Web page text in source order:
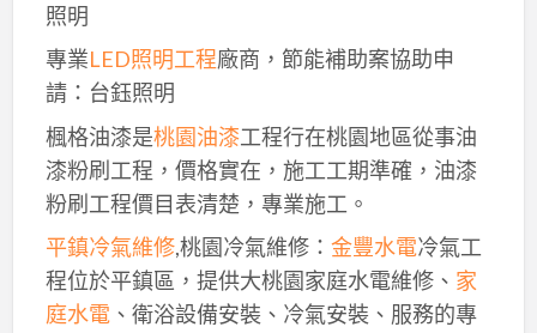
照明
專業LED照明工程廠商，節能補助案協助申
請：台鈺照明
楓格油漆是桃園油漆工程行在桃園地區從事油
漆粉刷工程，價格實在，施工工期準確，油漆
粉刷工程價目表清楚，專業施工。
平鎮冷氣維修,桃園冷氣維修： 金豐水電冷氣工
程位於平鎮區，提供大桃園家庭水電維修、 家
庭水電、衛浴設備安裝、冷氣安裝、服務的專